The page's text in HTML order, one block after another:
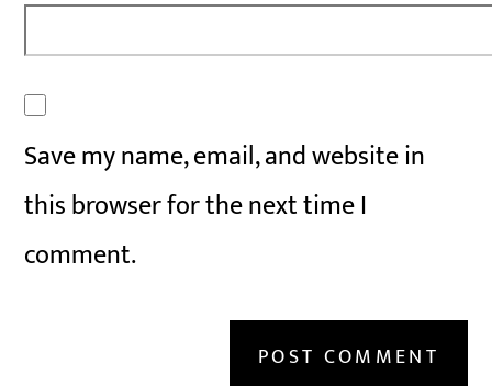
Save my name, email, and website in
this browser for the next time I
comment.